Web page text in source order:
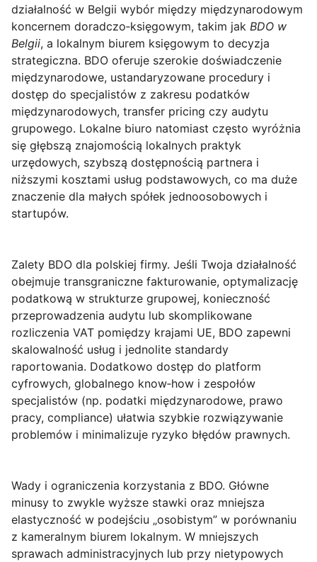
działalność w Belgii wybór między międzynarodowym
koncernem doradczo‑księgowym, takim jak BDO w
Belgii, a lokalnym biurem księgowym to decyzja
strategiczna. BDO oferuje szerokie doświadczenie
międzynarodowe, ustandaryzowane procedury i
dostęp do specjalistów z zakresu podatków
międzynarodowych, transfer pricing czy audytu
grupowego. Lokalne biuro natomiast często wyróżnia
się głębszą znajomością lokalnych praktyk
urzędowych, szybszą dostępnością partnera i
niższymi kosztami usług podstawowych, co ma duże
znaczenie dla małych spółek jednoosobowych i
startupów.
Zalety BDO dla polskiej firmy. Jeśli Twoja działalność
obejmuje transgraniczne fakturowanie, optymalizację
podatkową w strukturze grupowej, konieczność
przeprowadzenia audytu lub skomplikowane
rozliczenia VAT pomiędzy krajami UE, BDO zapewni
skalowalność usług i jednolite standardy
raportowania. Dodatkowo dostęp do platform
cyfrowych, globalnego know‑how i zespołów
specjalistów (np. podatki międzynarodowe, prawo
pracy, compliance) ułatwia szybkie rozwiązywanie
problemów i minimalizuje ryzyko błędów prawnych.
Wady i ograniczenia korzystania z BDO. Główne
minusy to zwykle wyższe stawki oraz mniejsza
elastyczność w podejściu „osobistym” w porównaniu
z kameralnym biurem lokalnym. W mniejszych
sprawach administracyjnych lub przy nietypowych